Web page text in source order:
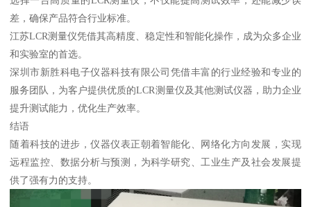
差，确保产品符合行业标准。
江苏LCR测量仪凭借其高精度、稳定性和智能化操作，成为众多企业
和实验室的首选。
深圳市新胜科电子仪器科技有限公司凭借丰富的行业经验和专业的
服务团队，为客户提供优质的LCR测量仪及其他测试仪器，助力企业
提升测试能力，优化生产效率。
结语
随着科技的进步，仪器仪表正朝着智能化、网络化方向发展，实现
远程监控、数据分析与预测，为科学研究、工业生产及社会发展提
供了强有力的支持。